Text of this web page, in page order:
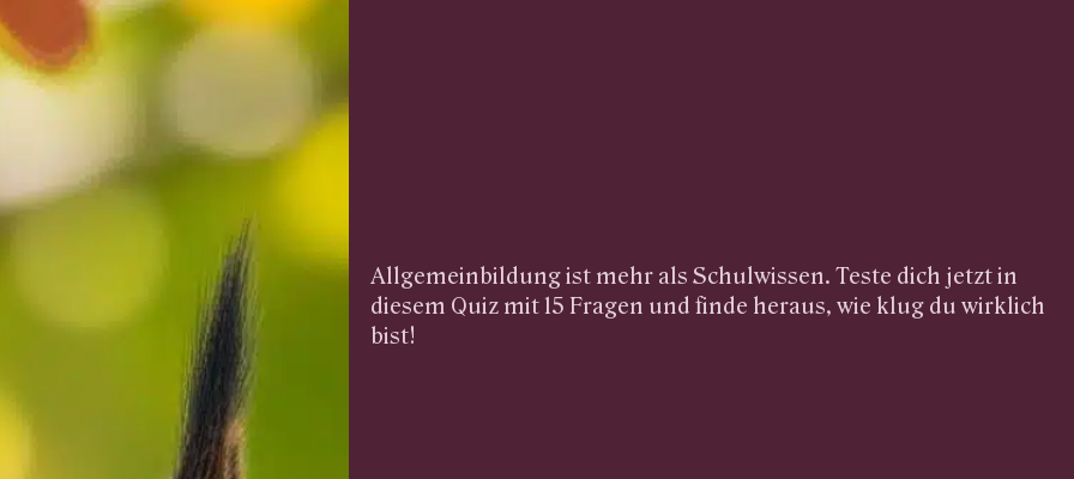
Allgemeinbildung ist mehr als Schulwissen. Teste dich jetzt in
diesem Quiz mit 15 Fragen und finde heraus, wie klug du wirklich
bist!